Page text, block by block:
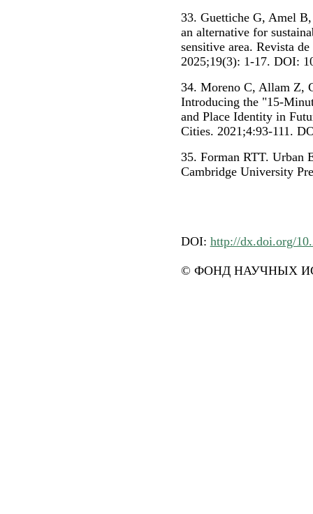
33. Guettiche G, Amel
an alternative for
sensitive area. Revista
2025;19(3): 1-17. DOI:
34. Moreno C, Allam Z,
Introducing the "15-
and Place Identity in
Cities. 2021;4:93-111.
35. Forman RTT. Urban
Cambridge University
DOI: http://dx.doi.org/
© ФОНД НАУЧНЫХ